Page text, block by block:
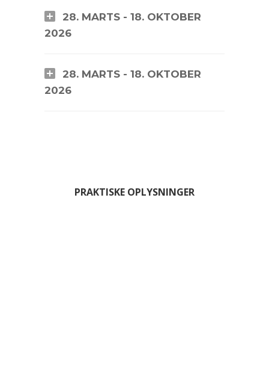
28. MARTS - 18. OKTOBER
2026
28. MARTS - 18. OKTOBER
2026
PRAKTISKE OPLYSNINGER